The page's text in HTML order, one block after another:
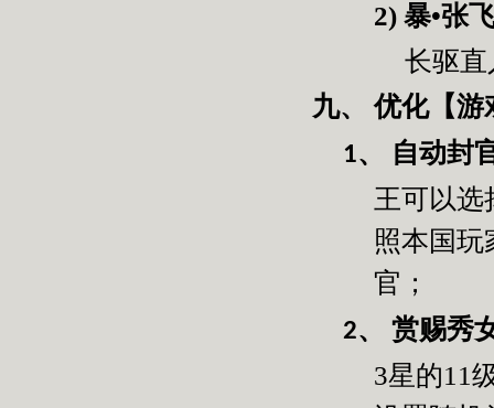
2) 暴•张
长驱
九、 优化【游
1、
自动封
王可以选
照本国玩
官；
2、
赏赐秀
3星的11